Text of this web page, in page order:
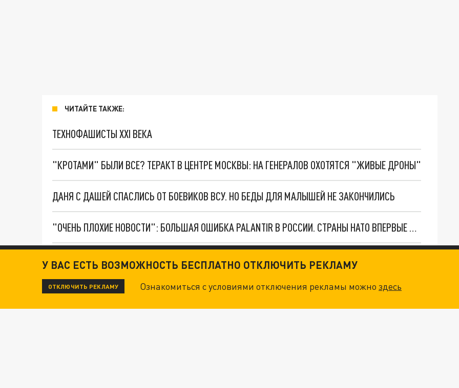
ЧИТАЙТЕ ТАКЖЕ:
ТЕХНОФАШИСТЫ XXI ВЕКА
"КРОТАМИ" БЫЛИ ВСЕ? ТЕРАКТ В ЦЕНТРЕ МОСКВЫ: НА ГЕНЕРАЛОВ ОХОТЯТСЯ "ЖИВЫЕ ДРОНЫ"
ДАНЯ С ДАШЕЙ СПАСЛИСЬ ОТ БОЕВИКОВ ВСУ. НО БЕДЫ ДЛЯ МАЛЫШЕЙ НЕ ЗАКОНЧИЛИСЬ
"ОЧЕНЬ ПЛОХИЕ НОВОСТИ": БОЛЬШАЯ ОШИБКА PALANTIR В РОССИИ. СТРАНЫ НАТО ВПЕРВЫЕ ЗА СВО ОСТАНОВИЛИ ПОСТАВКИ ОРУЖИЯ. ВСУ ТЕРЯЮТ ПРИГРАНИЧЬЕ?
Новости СМИ2
У ВАС ЕСТЬ ВОЗМОЖНОСТЬ БЕСПЛАТНО ОТКЛЮЧИТЬ РЕКЛАМУ
ОТКЛЮЧИТЬ РЕКЛАМУ Ознакомиться с условиями отключения рекламы можноздесь